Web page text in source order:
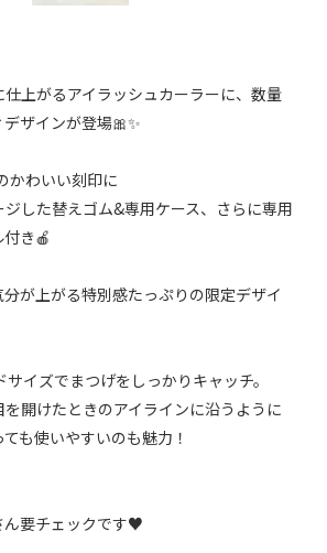
上がるアイラッシュカーラーに、数量
ザインが登場🎀✨
かわいい刻印に
した替えゴム&専用ケース、さらに専用
き🍎
が上がる特別感たっぷりの限定デザイ
イズでまつげをしっかりキャッチ。
開けたときのアイラインに沿うように
も使いやすいのも魅力！
ん要チェックです♥️